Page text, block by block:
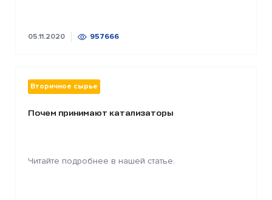
05.11.2020 957666
Вторичное сырье
Почем принимают катализаторы
Читайте подробнее в нашей статье.